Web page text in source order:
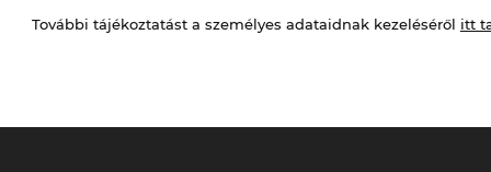
További tájékoztatást a személyes adataidnak kezeléséről itt